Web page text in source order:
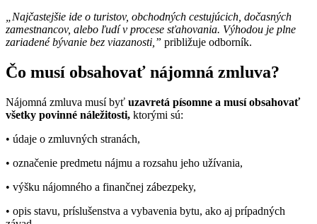
„Najčastejšie ide o turistov, obchodných cestujúcich, dočasných
zamestnancov, alebo ľudí v procese sťahovania. Výhodou je plne
zariadené bývanie bez viazanosti,” približuje odborník.
Čo musí obsahovať nájomná zmluva?
Nájomná zmluva musí byť uzavretá písomne a musí obsahovať
všetky povinné náležitosti, ktorými sú:
• údaje o zmluvných stranách,
• označenie predmetu nájmu a rozsahu jeho užívania,
• výšku nájomného a finančnej zábezpeky,
• opis stavu, príslušenstva a vybavenia bytu, ako aj prípadných